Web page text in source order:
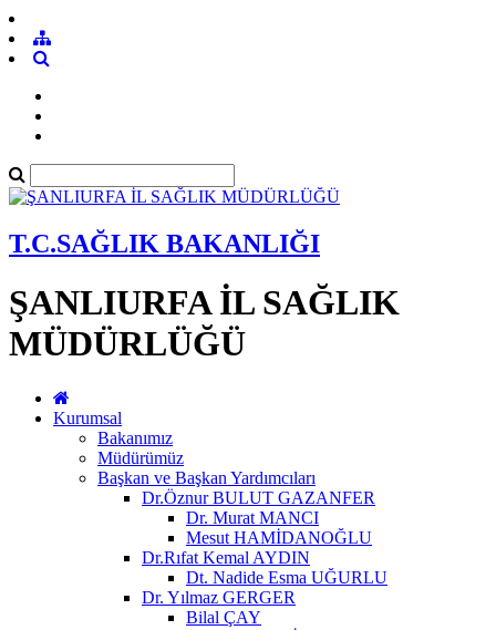
T.C.SAĞLIK BAKANLIĞI
ŞANLIURFA İL SAĞLIK
MÜDÜRLÜĞÜ
Kurumsal
Bakanımız
Müdürümüz
Başkan ve Başkan Yardımcıları
Dr.Öznur BULUT GAZANFER
Dr. Murat MANCI
Mesut HAMİDANOĞLU
Dr.Rıfat Kemal AYDIN
Dt. Nadide Esma UĞURLU
Dr. Yılmaz GERGER
Bilal ÇAY